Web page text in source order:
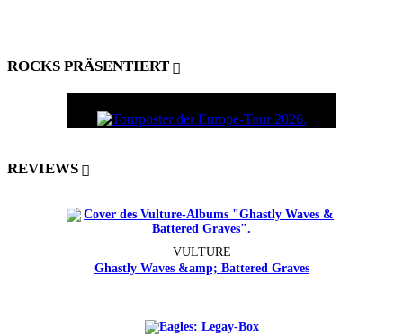
ROCKS PRÄSENTIERT
REVIEWS
VULTURE
Ghastly Waves &amp; Battered Graves